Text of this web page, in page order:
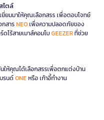
ไตล์
ยมมาให้คุณเลือกสรร เพื่อตอบโจทย์
กสารNEOเพื่อความปลอดภัยของ
ไร้สายเมาส์คอมโบGEEZERที่ช่วย
ให้คุณได้เลือกสรรเพื่อตกแต่งบ้าน
รนด์ONEหรือ เก้าอี้ทำงาน